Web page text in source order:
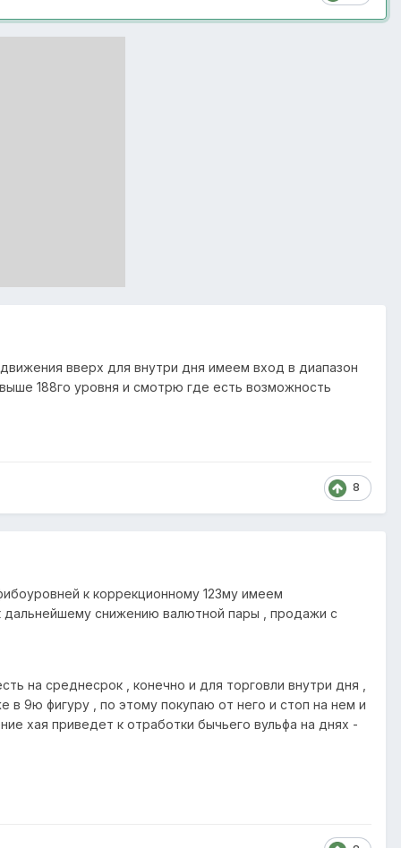
вверх для внутри дня имеем вход в диапазон
188го уровня и смотрю где есть возможность
8
к коррекционному 123му имеем
снижению валютной пары , продажи с
на среднесрок , конечно и для торговли внутри дня ,
9ю фигуру , по этому покупаю от него и стоп на нем и
хая приведет к отработки бычьего вульфа на днях -